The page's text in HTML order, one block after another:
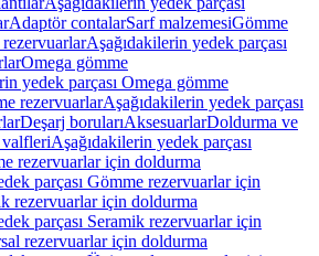
Adaptör contalarSarf malzemesiGömme
Aşağıdakilerin yedek parçası
Omega gömme
yedek parçası Omega gömme
rezervuarlarAşağıdakilerin yedek parçası
Deşarj borularıAksesuarlarDoldurma ve
Aşağıdakilerin yedek parçası
rezervuarlar için doldurma
parçası Gömme rezervuarlar için
rezervuarlar için doldurma
parçası Seramik rezervuarlar için
rezervuarlar için doldurma